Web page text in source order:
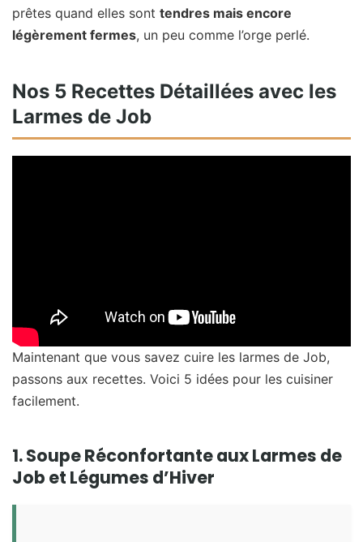
prêtes quand elles sont tendres mais encore
légèrement fermes, un peu comme l’orge perlé.
Nos 5 Recettes Détaillées avec les
Larmes de Job
Maintenant que vous savez cuire les larmes de Job,
passons aux recettes. Voici 5 idées pour les cuisiner
facilement.
1. Soupe Réconfortante aux Larmes de
Job et Légumes d’Hiver